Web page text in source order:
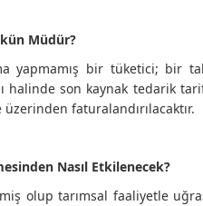
Müdür?
yapmamış bir tüketici; bir
son kaynak tedarik
faturalandırılacaktır.
Nasıl Etkilenecek?
olup tarımsal faaliyetle